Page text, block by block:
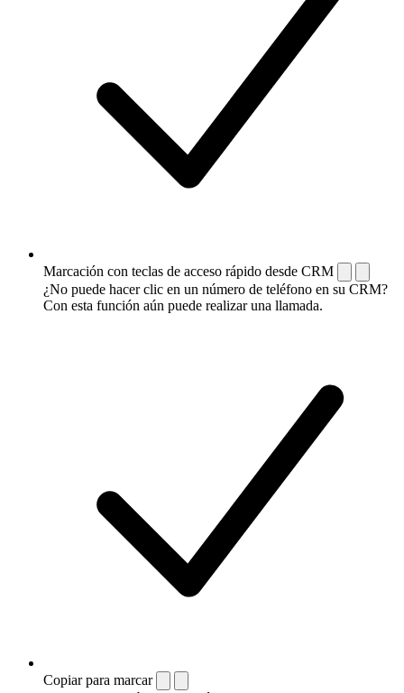
Marcación con teclas de acceso rápido desde CRM
¿No puede hacer clic en un número de teléfono en su CRM?
Con esta función aún puede realizar una llamada.
Copiar para marcar